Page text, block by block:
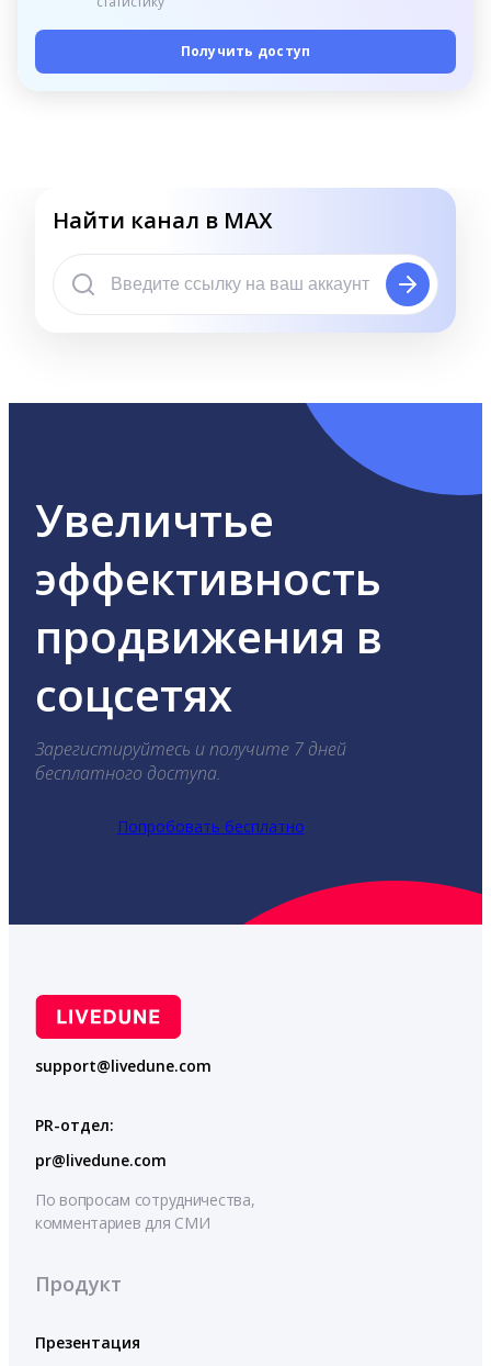
Получить доступ
Найти канал в MAX
Увеличтье
эффективность
продвижения в
соцсетях
Зарегистируйтесь и получите 7 дней
бесплатного доступа.
Попробовать бесплатно
support@livedune.com
PR-отдел:
pr@livedune.com
По вопросам сотрудничества,
комментариев для СМИ
Продукт
Презентация